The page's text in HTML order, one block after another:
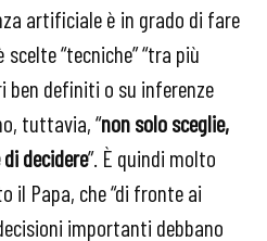
artificiale è in grado di fare
scelte “tecniche” “tra più
ben definiti o su inferenze
tuttavia, “non solo sceglie,
decidere”. È quindi molto
il Papa, che “di fronte ai
importanti debbano